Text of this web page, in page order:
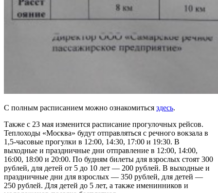
С полным расписанием можно ознакомиться здесь.
Также с 23 мая изменится расписание прогулочных рейсов.
Теплоходы «Москва» будут отправляться с речного вокзала в
1,5-часовые прогулки в 12:00, 14:30, 17:00 и 19:30. В
выходные и праздничные дни отправление в 12:00, 14:00,
16:00, 18:00 и 20:00. По будням билеты для взрослых стоят 300
рублей, для детей от 5 до 10 лет — 200 рублей. В выходные и
праздничные дни для взрослых — 350 рублей, для детей —
250 рублей. Для детей до 5 лет, а также именинников и